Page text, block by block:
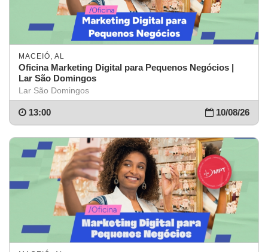
MACEIÓ, AL
Oficina Marketing Digital para Pequenos Negócios |
Lar São Domingos
Lar São Domingos
10/08/26
13:00